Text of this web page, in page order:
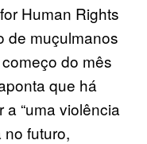
Human Rights
de muçulmanos
do mês
que há
“uma violência
futuro,